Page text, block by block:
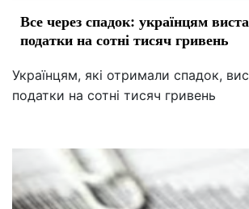
Все через спадок: українцям
податки на сотні тисяч гривень
Українцям, які отримали спадок,
податки на сотні тисяч гривень